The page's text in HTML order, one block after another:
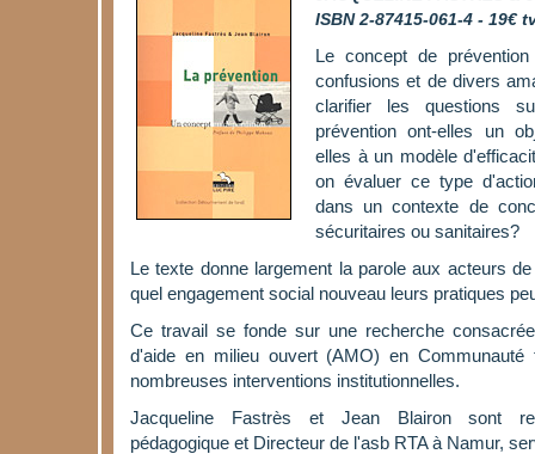
ISBN 2-87415-061-4 - 19€
Le concept de
confusions et de divers
clarifier les questions
prévention ont-elles un
elles à un modèle
on évaluer ce type
dans un contexte de
sécuritaires ou sanitaires?
Le texte donne largement la parole aux acteurs
quel engagement social nouveau leurs pratiques
Ce travail se fonde sur une recherche
d'aide en milieu ouvert (AMO) en
nombreuses interventions institutionnelles.
Jacqueline Fastrès et Jean Blairon sont
pédagogique et Directeur de l'asb RTA à Namur,